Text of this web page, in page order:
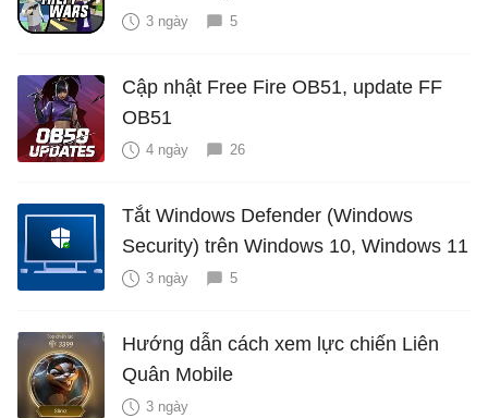
3 ngày 5
Cập nhật Free Fire OB51, update FF
OB51
4 ngày 26
Tắt Windows Defender (Windows
Security) trên Windows 10, Windows 11
3 ngày 5
Hướng dẫn cách xem lực chiến Liên
Quân Mobile
3 ngày